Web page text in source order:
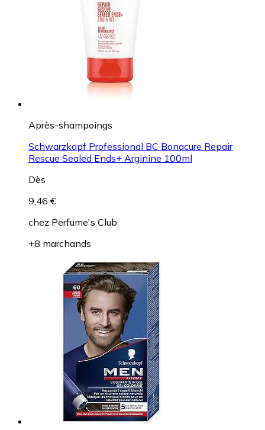
Après-shampoings
Schwarzkopf Professional BC Bonacure Repair
Rescue Sealed Ends+ Arginine 100ml
Dès
9,46 €
chez Perfume's Club
+8 marchands